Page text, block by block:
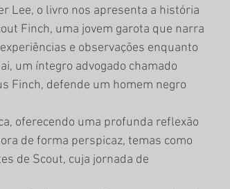
Lee, o livro nos apresenta a história
Finch, uma jovem garota que narra
e observações enquanto
um íntegro advogado chamado
Finch, defende um homem negro
oferecendo uma profunda reflexão
de forma perspicaz, temas como
de Scout, cuja jornada de